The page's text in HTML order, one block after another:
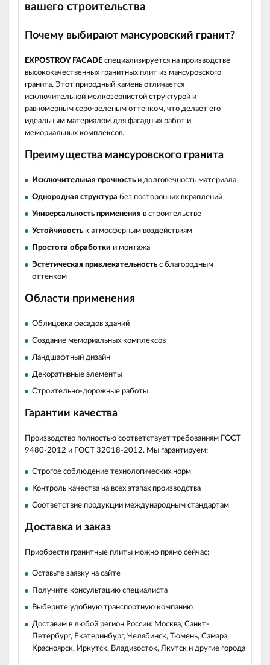
вашего строительства
Почему выбирают мансуровский гранит?
EXPOSTROY FACADE специализируется на производстве
высококачественных гранитных плит из мансуровского
гранита. Этот природный камень отличается
исключительной мелкозернистой структурой и
равномерным серо-зеленым оттенком, что делает его
идеальным материалом для фасадных работ и
мемориальных комплексов.
Преимущества мансуровского гранита
Исключительная прочность и долговечность материала
Однородная структура без посторонних вкраплений
Универсальность применения в строительстве
Устойчивость к атмосферным воздействиям
Простота обработки и монтажа
Эстетическая привлекательность с благородным
оттенком
Области применения
Облицовка фасадов зданий
Создание мемориальных комплексов
Ландшафтный дизайн
Декоративные элементы
Строительно-дорожные работы
Гарантии качества
Производство полностью соответствует требованиям ГОСТ
9480-2012 и ГОСТ 32018-2012. Мы гарантируем:
Строгое соблюдение технологических норм
Контроль качества на всех этапах производства
Соответствие продукции международным стандартам
Доставка и заказ
Приобрести гранитные плиты можно прямо сейчас:
Оставьте заявку на сайте
Получите консультацию специалиста
Выберите удобную транспортную компанию
Доставим в любой регион России: Москва, Санкт-
Петербург, Екатеринбург, Челябинск, Тюмень, Самара,
Красноярск, Иркутск, Владивосток, Якутск и другие города